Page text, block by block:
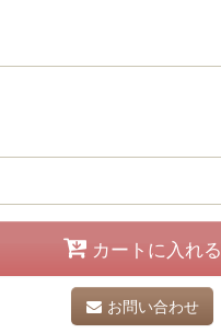
カートに入れる
お問い合わせ